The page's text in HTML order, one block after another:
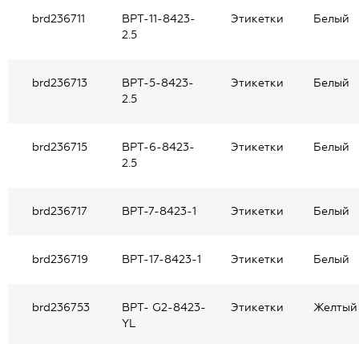
brd236711
BPT-11-8423-
2.5
Этикетки Белый
brd236713
BPT-5-8423-
2.5
Этикетки Белый
brd236715
BPT-6-8423-
2.5
Этикетки Белый
brd236717 BPT-7-8423-1 Этикетки Белый
brd236719 BPT-17-8423-1 Этикетки Белый
brd236753
BPT- G2-8423-
YL
Этикетки Желтый